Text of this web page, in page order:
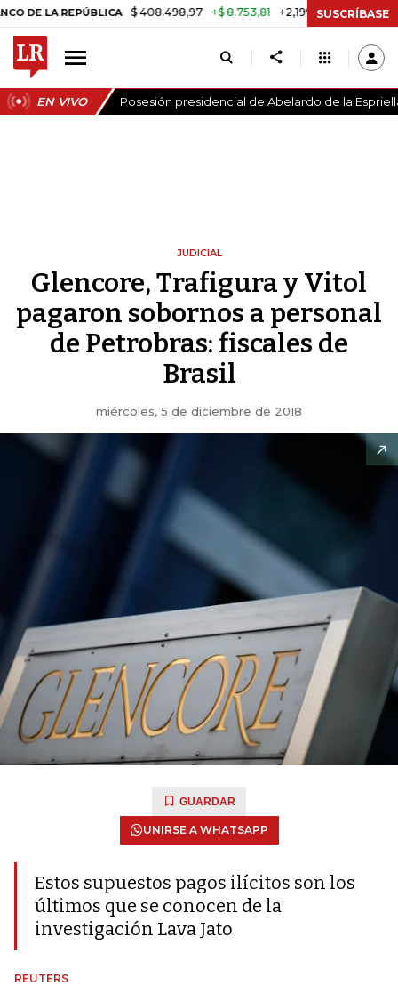
REPÚBLICA $ 408.498,97 +$ 8.753,81 +2,19% TASA DE USURA
SUSCRÍBASE
EN VIVO Posesión presidencial de Abelardo de la
JUDICIAL
Glencore, Trafigura y Vitol
pagaron sobornos a personal
de Petrobras: fiscales de
Brasil
miércoles, 5 de diciembre de 2018
GUARDAR
UNIRSE A WHATSAPP
Estos supuestos pagos ilícitos son los
últimos que se conocen de la
investigación Lava Jato
REUTERS